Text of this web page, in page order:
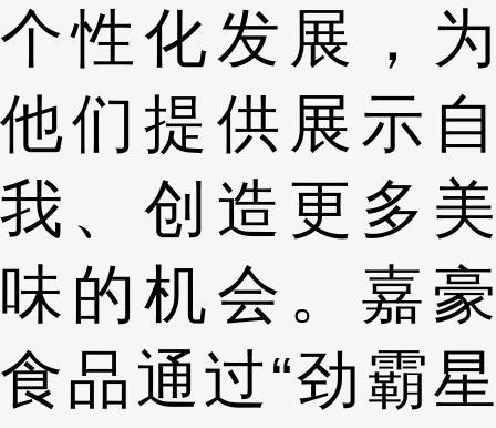
个性化发展，为
他们提供展示自
我、创造更多美
味的机会。嘉豪
食品通过“劲霸星